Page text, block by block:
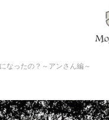
なったの？～アンさん編～